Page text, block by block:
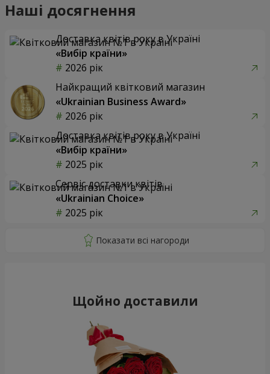
Наші досягнення
Доставка квітів року в Україні
«Вибір країни»
2026 рік
Найкращий квітковий магазин
«Ukrainian Business Award»
2026 рік
Доставка квітів року в Україні
«Вибір країни»
2025 рік
Сервіс доставки квітів
«Ukrainian Choice»
2025 рік
Щойно доставили